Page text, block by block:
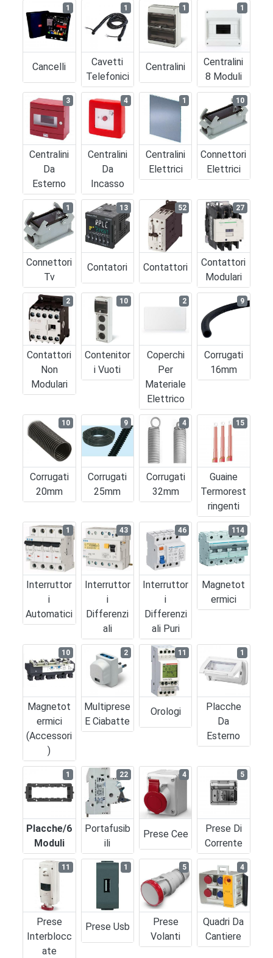
Cancelli
1
Cavetti
Telefonici
1
Centralini
1
Centralini
8 Moduli
1
Centralini
Da
Esterno
3
Centralini
Da
Incasso
4
Centralini
Elettrici
1
Connettori
Elettrici
10
Connettori
Tv
1
Contatori
13
Contattori
52
Contattori
Modulari
27
Contattori
Non
Modulari
2
Contenitor
I Vuoti
10
Coperchi
Per
Materiale
Elettrico
2
Corrugati
16mm
9
Corrugati
20mm
10
Corrugati
25mm
9
Corrugati
32mm
4
Guaine
Termorest
Ringenti
15
Interruttor
I
Automatici
1
Interruttor
I
Differenzi
Ali
43
Interruttor
I
Differenzi
Ali Puri
46
Magnetot
Ermici
114
Magnetot
Ermici
(accessori
)
10
Multiprese
E Ciabatte
2
Orologi
11
Placche
Da
Esterno
1
Placche/6
Moduli
1
Portafusib
Ili
22
Prese Cee
4
Prese Di
Corrente
5
Prese
Interblocc
Ate
11
Prese Usb
1
Prese
Volanti
5
Quadri Da
Cantiere
4